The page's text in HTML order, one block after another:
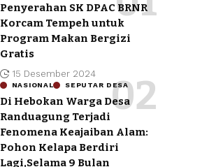
Penyerahan SK DPAC BRNR
Korcam Tempeh untuk
Program Makan Bergizi
Gratis
15 Desember 2024
NASIONAL SEPUTAR DESA
Di Hebokan Warga Desa
Randuagung Terjadi
Fenomena Keajaiban Alam:
Pohon Kelapa Berdiri
Lagi,Selama 9 Bulan